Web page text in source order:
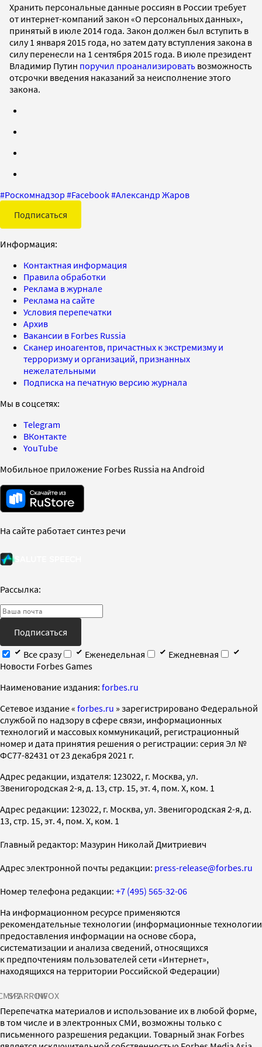
Хранить персональные данные россиян в России требует
от интернет-компаний закон «О персональных данных»,
принятый в июле 2014 года. Закон должен был вступить в
силу 1 января 2015 года, но затем дату вступления закона в
силу перенесли на 1 сентября 2015 года. В июле президент
Владимир Путин поручил проанализировать возможность
отсрочки введения наказаний за неисполнение этого
закона.
#Роскомнадзор #Facebook#Александр Жаров
Подписаться
Информация:
Контактная информация
Правила обработки
Реклама в журнале
Реклама на сайте
Условия перепечатки
Архив
Вакансии в Forbes Russia
Сканер иноагентов, причастных к экстремизму и
терроризму и организаций, признанных
нежелательными
Подписка на печатную версию журнала
Мы в соцсетях:
Telegram
ВКонтакте
YouTube
Мобильное приложение Forbes Russia на Android
На сайте работает синтез речи
Рассылка:
Подписаться
Все сразу
Еженедельная
Ежедневная
Новости Forbes Games
Наименование издания: forbes.ru
Cетевое издание « forbes.ru » зарегистрировано Федеральной
службой по надзору в сфере связи, информационных
технологий и массовых коммуникаций, регистрационный
номер и дата принятия решения о регистрации: серия Эл №
ФС77-82431 от 23 декабря 2021 г.
Адрес редакции, издателя: 123022, г. Москва, ул.
Звенигородская 2-я, д. 13, стр. 15, эт. 4, пом. X, ком. 1
Адрес редакции: 123022, г. Москва, ул. Звенигородская 2-я, д.
13, стр. 15, эт. 4, пом. X, ком. 1
Главный редактор: Мазурин Николай Дмитриевич
Адрес электронной почты редакции: press-release@forbes.ru
Номер телефона редакции: +7 (495) 565-32-06
На информационном ресурсе применяются
рекомендательные технологии (информационные технологии
предоставления информации на основе сбора,
систематизации и анализа сведений, относящихся
к предпочтениям пользователей сети «Интернет»,
находящихся на территории Российской Федерации)
SPARROWINFOX
Перепечатка материалов и использование их в любой форме,
в том числе и в электронных СМИ, возможны только с
письменного разрешения редакции. Товарный знак Forbes